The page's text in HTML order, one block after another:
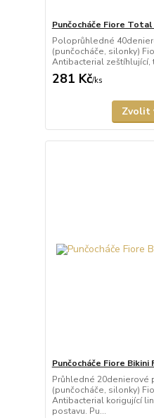
Punčocháče Fiore
Poloprůhledné
(punčocháče, silonky)
Antibacterial zeštíhlující,
281 Kč/ks
Zvolit
Punčocháče Fiore
Průhledné 20denierové
(punčocháče, silonky)
Antibacterial korigující
postavu. Pu...